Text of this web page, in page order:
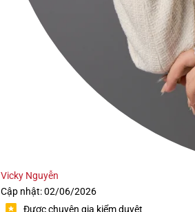
Vicky Nguyễn
Cập nhật: 02/06/2026
Được chuyên gia kiểm duyệt